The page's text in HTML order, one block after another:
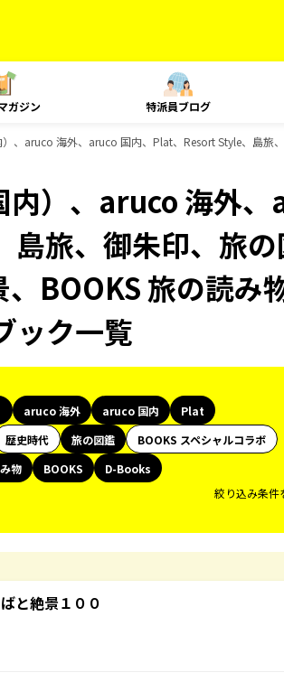
ガジン 特派員ブログ
、aruco 海外、aruco 国内、Plat、Resort Style、島旅
内）、aruco 海外
旅、御朱印、旅の
BOOKS 旅の読み
ック一覧
aruco 海外 aruco 国内
Plat
歴史時代 旅の図鑑
BOOKS スペシャルコラボ
物 BOOKS
D-Books
絞り込み条件
と絶景１００